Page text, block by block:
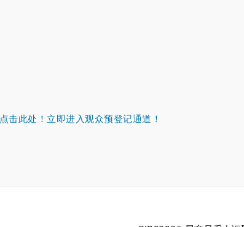
点击此处！立即进入观众预登记通道！